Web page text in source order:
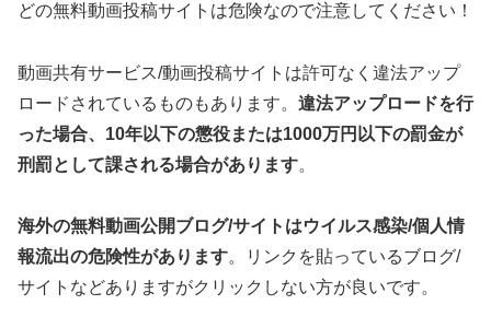
どの無料動画投稿サイトは危険なので注意してください！
動画共有サービス/動画投稿サイトは許可なく違法アップ
ロードされているものもあります。 違法アップロードを行
った場合、10年以下の懲役または1000万円以下の罰金が
刑罰として課される場合があります。
海外の無料動画公開ブログ/サイトはウイルス感染/個人情
報流出の危険性があります。リンクを貼っているブログ/
サイトなどありますがクリックしない方が良いです。